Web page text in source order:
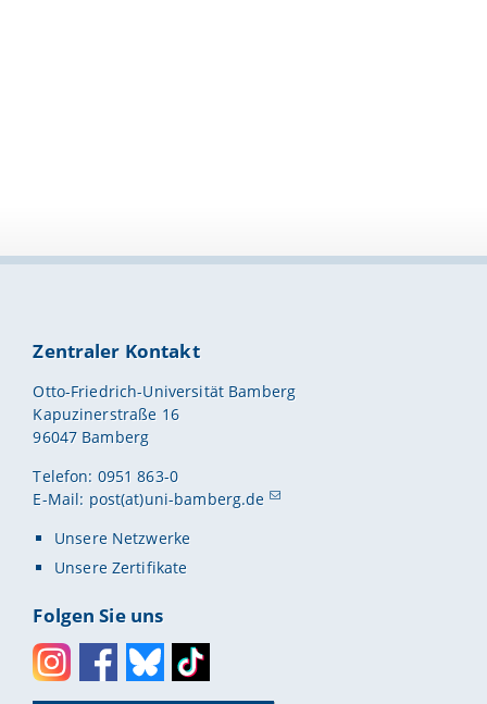
Zentraler Kontakt
Otto-Friedrich-Universität Bamberg
Kapuzinerstraße 16
96047 Bamberg
Telefon: 0951 863-0
E-Mail: post(at)uni-bamberg.de
Unsere Netzwerke
Unsere Zertifikate
Folgen Sie uns
InstagramFacebookBlueskyToktok